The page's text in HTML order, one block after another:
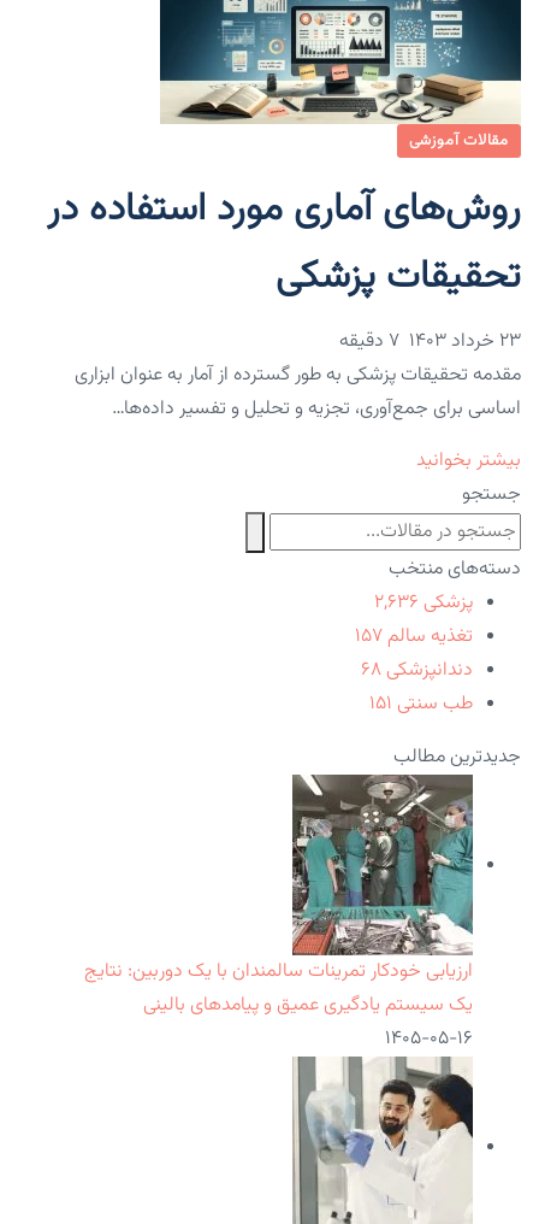
مقالات آموزشی
روش‌های آماری مورد استفاده در
تحقیقات پزشکی
۲۳ خرداد ۱۴۰۳
مقدمه تحقیقات پزشکی به طور گسترده از آمار به عنوان ابزاری
اساسی برای جمع‌آوری، تجزیه و تحلیل و تفسیر داده‌ها…
بیشتر بخوانید
جستجو
دسته‌های منتخب
پزشکی ۲,۶۳۶
تغذیه سالم ۱۵۷
دندانپزشکی ۶۸
طب سنتی ۱۵۱
جدیدترین مطالب
ارزیابی خودکار تمرینات سالمندان با یک دوربین: نتایج
یک سیستم یادگیری عمیق و پیامدهای بالینی
۱۴۰۵-۰۵-۱۶